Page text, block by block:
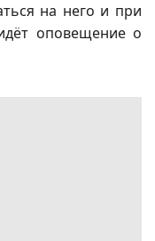
на него и при
оповещение о